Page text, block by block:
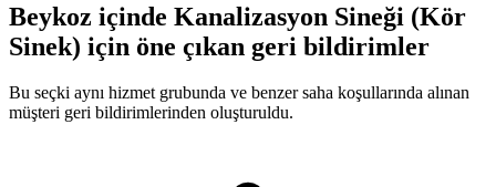
Beykoz içinde Kanalizasyon Sineği (Kör
Sinek) için öne çıkan geri bildirimler
Bu seçki aynı hizmet grubunda ve benzer saha koşullarında alınan
müşteri geri bildirimlerinden oluşturuldu.